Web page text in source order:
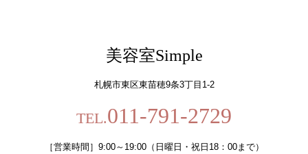
美容室Simple
札幌市東区東苗穂9条3丁目1-2
TEL.011-791-2729
［営業時間］9:00～19:00（日曜日・祝日18：00まで）